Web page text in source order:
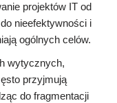
projektów IT od
nieefektywności i
ogólnych celów.
wytycznych,
przyjmują
do fragmentacji